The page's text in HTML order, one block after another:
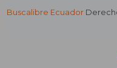
Buscalibre Ecuador